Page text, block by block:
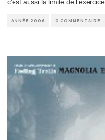
c’est aussi la limite de l’exercice.
ANNÉE 2006 0 COMMENTAIRE